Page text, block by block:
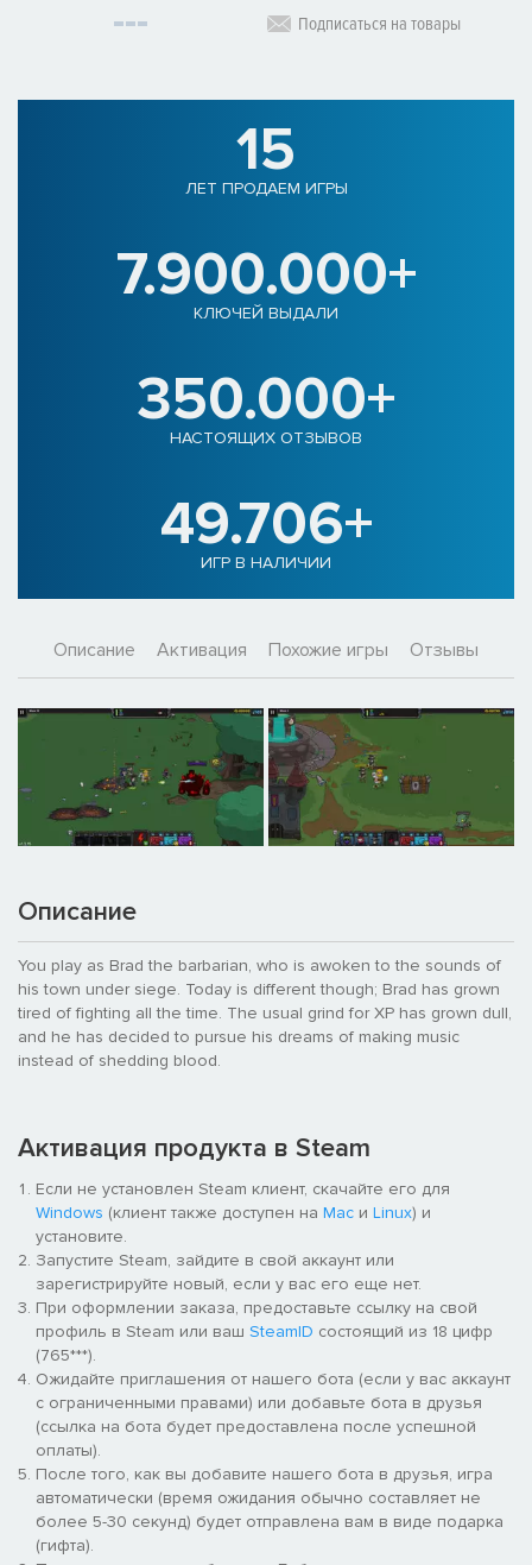
Подписаться на товары
15
ЛЕТ ПРОДАЕМ ИГРЫ
7.900.000+
КЛЮЧЕЙ ВЫДАЛИ
350.000+
НАСТОЯЩИХ ОТЗЫВОВ
49.706+
ИГР В НАЛИЧИИ
Описание Активация Похожие игры Отзывы
Описание
You play as Brad the barbarian, who is awoken to the sounds of
his town under siege. Today is different though; Brad has grown
tired of fighting all the time. The usual grind for XP has grown dull,
and he has decided to pursue his dreams of making music
instead of shedding blood.
Активация продукта в Steam
Если не установлен Steam клиент, скачайте его для
Windows (клиент также доступен на Mac и Linux) и
установите.
Запустите Steam, зайдите в свой аккаунт или
зарегистрируйте новый, если у вас его еще нет.
При оформлении заказа, предоставьте ссылку на свой
профиль в Steam или ваш SteamID состоящий из 18 цифр
(765***).
Ожидайте приглашения от нашего бота (если у вас аккаунт
с ограниченными правами) или добавьте бота в друзья
(ссылка на бота будет предоставлена после успешной
оплаты).
После того, как вы добавите нашего бота в друзья, игра
автоматически (время ожидания обычно составляет не
более 5-30 секунд) будет отправлена вам в виде подарка
(гифта).